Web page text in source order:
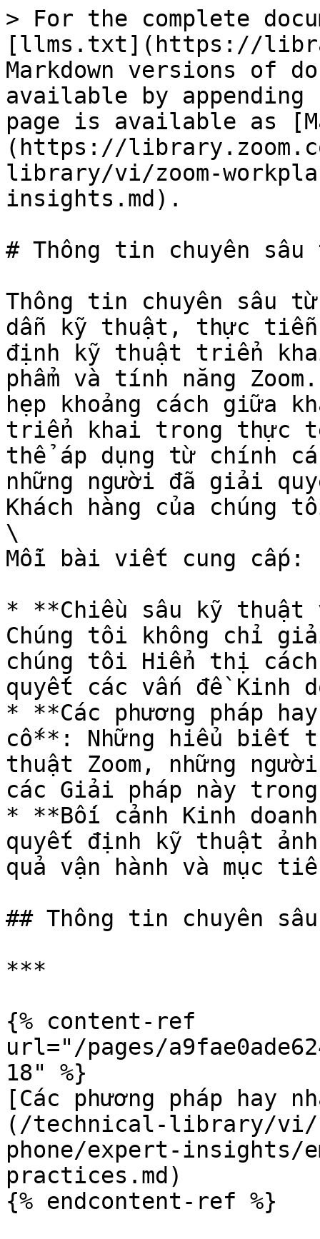
> For the complete
[llms.txt](https://
Markdown versions of
available by
page is available as
(https://
library/vi/zoom-
insights.md).
# Thông tin chuyên
Thông tin chuyên sâu
dẫn kỹ thuật, thực tiễn
định kỹ thuật triển
phẩm và tính năng
hẹp khoảng cách giữa
triển khai trong thực
thể áp dụng từ chính
những người đã giải
Khách hàng của chúng
\
Mỗi bài viết cung cấp:
* **Chiều sâu kỹ
Chúng tôi không chỉ
chúng tôi Hiển thị
quyết các vấn đề Kinh
* **Các phương pháp
cố**: Những hiểu biết
thuật Zoom, những
các Giải pháp này
* **Bối cảnh Kinh
quyết định kỹ thuật
quả vận hành và mục
## Thông tin chuyên
***
{% content-ref
url="/pages/
18" %}
[Các phương pháp hay
(/technical-library/vi/
phone/expert-insights/
practices.md)
{% endcontent-ref %}